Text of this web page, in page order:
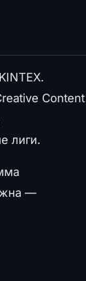
Content
лиги.
—